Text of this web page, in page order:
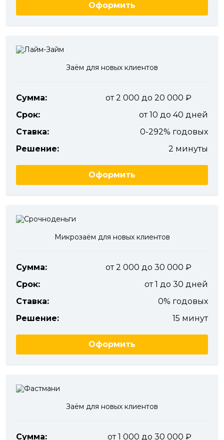
Оформить
Заём для новых клиентов
Сумма:
от 2 000 до 20 000
Срок:
от 10 до 40 дней
Ставка:
0-292% годовых
Решение:
2 минуты
Оформить
Микрозаём для новых клиентов
Сумма:
от 2 000 до 30 000
Срок:
от 1 до 30 дней
Ставка:
0% годовых
Решение:
15 минут
Оформить
Заём для новых клиентов
Сумма: от 1 000 до 30 000